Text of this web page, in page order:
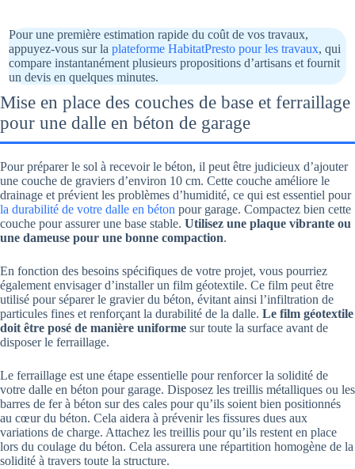
Pour une première estimation rapide du coût de vos travaux,
appuyez-vous sur la plateforme HabitatPresto pour les travaux, qui
compare instantanément plusieurs propositions d’artisans et fournit
un devis en quelques minutes.
Mise en place des couches de base et ferraillage
pour une dalle en béton de garage
Pour préparer le sol à recevoir le béton, il peut être judicieux d’ajouter
une couche de graviers d’environ 10 cm. Cette couche améliore le
drainage et prévient les problèmes d’humidité, ce qui est essentiel pour
la durabilité de votre dalle en béton pour garage. Compactez bien cette
couche pour assurer une base stable. Utilisez une plaque vibrante ou
une dameuse pour une bonne compaction.
En fonction des besoins spécifiques de votre projet, vous pourriez
également envisager d’installer un film géotextile. Ce film peut être
utilisé pour séparer le gravier du béton, évitant ainsi l’infiltration de
particules fines et renforçant la durabilité de la dalle. Le film géotextile
doit être posé de manière uniforme sur toute la surface avant de
disposer le ferraillage.
Le ferraillage est une étape essentielle pour renforcer la solidité de
votre dalle en béton pour garage. Disposez les treillis métalliques ou les
barres de fer à béton sur des cales pour qu’ils soient bien positionnés
au cœur du béton. Cela aidera à prévenir les fissures dues aux
variations de charge. Attachez les treillis pour qu’ils restent en place
lors du coulage du béton. Cela assurera une répartition homogène de la
solidité à travers toute la structure.